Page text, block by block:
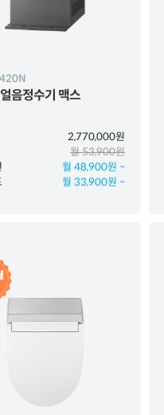
음정수기 맥스
2,770,000원
월 53,900원
월 48,900원 ~
월 33,900원 ~